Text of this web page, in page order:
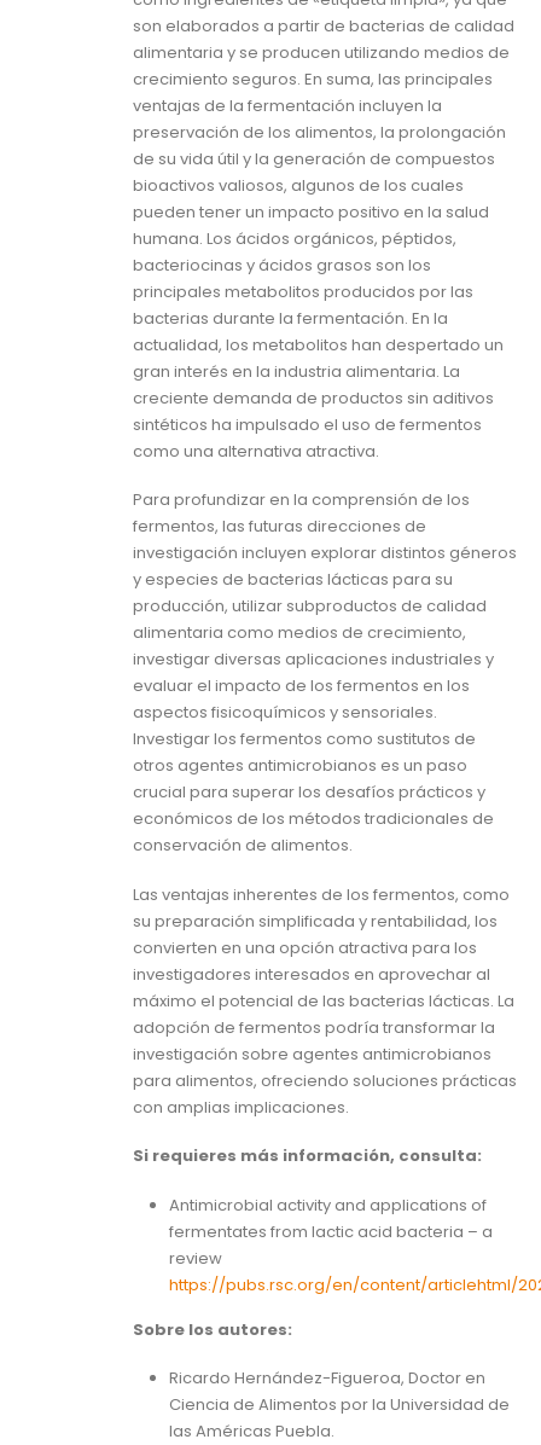
son elaborados a partir de bacterias de calidad
alimentaria y se producen utilizando medios de
crecimiento seguros. En suma, las principales
ventajas de la fermentación incluyen la
preservación de los alimentos, la prolongación
de su vida útil y la generación de compuestos
bioactivos valiosos, algunos de los cuales
pueden tener un impacto positivo en la salud
humana. Los ácidos orgánicos, péptidos,
bacteriocinas y ácidos grasos son los
principales metabolitos producidos por las
bacterias durante la fermentación. En la
actualidad, los metabolitos han despertado un
gran interés en la industria alimentaria. La
creciente demanda de productos sin aditivos
sintéticos ha impulsado el uso de fermentos
como una alternativa atractiva.
Para profundizar en la comprensión de los
fermentos, las futuras direcciones de
investigación incluyen explorar distintos géneros
y especies de bacterias lácticas para su
producción, utilizar subproductos de calidad
alimentaria como medios de crecimiento,
investigar diversas aplicaciones industriales y
evaluar el impacto de los fermentos en los
aspectos fisicoquímicos y sensoriales.
Investigar los fermentos como sustitutos de
otros agentes antimicrobianos es un paso
crucial para superar los desafíos prácticos y
económicos de los métodos tradicionales de
conservación de alimentos.
Las ventajas inherentes de los fermentos, como
su preparación simplificada y rentabilidad, los
convierten en una opción atractiva para los
investigadores interesados en aprovechar al
máximo el potencial de las bacterias lácticas. La
adopción de fermentos podría transformar la
investigación sobre agentes antimicrobianos
para alimentos, ofreciendo soluciones prácticas
con amplias implicaciones.
Si requieres más información, consulta:
Antimicrobial activity and applications of
fermentates from lactic acid bacteria – a
review
https://pubs.rsc.org/en/content/articlehtml/
Sobre los autores:
Ricardo Hernández-Figueroa, Doctor en
Ciencia de Alimentos por la Universidad de
las Américas Puebla.